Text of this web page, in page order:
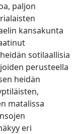
paljon
kansakunta
sotilaallisia
perusteella
heidän
matalissa
eri